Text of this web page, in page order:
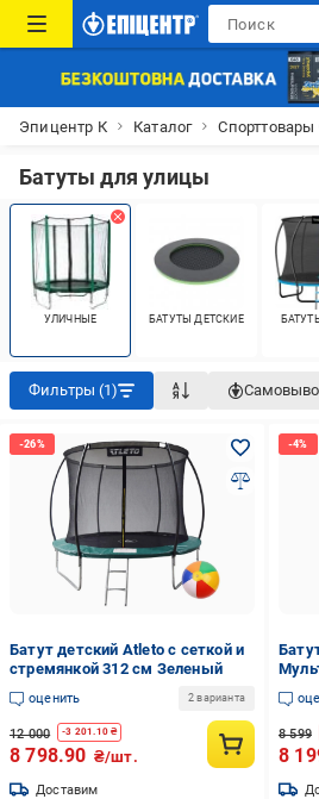
Эпицентр К Каталог Спорттовары
Батуты для улицы
УЛИЧНЫЕ БАТУТЫ ДЕТСКИЕ
Фильтры (1)
Батут детский Atleto с сеткой и
стремянкой 312 см Зеленый
оценить 2 варианта
12 000 -3 201.10 ₴
8 798.90 ₴/шт.
Доставим
8 599
8